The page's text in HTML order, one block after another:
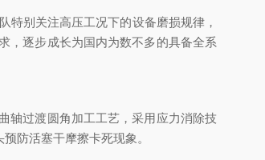
特别关注高压工况下的设备磨损规律，
，逐步成长为国内为数不多的具备全系
轴过渡圆角加工工艺，采用应力消除技
防活塞干摩擦卡死现象。